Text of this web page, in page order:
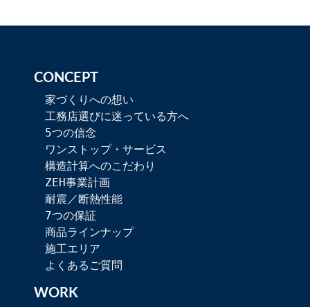
CONCEPT
家づくりへの想い
工務店選びに迷っている方へ
5つの信念
ワンストップ・サービス
構造計算へのこだわり
ZEH事業計画
耐震／断熱性能
7つの保証
商品ラインナップ
施工エリア
よくあるご質問
WORK